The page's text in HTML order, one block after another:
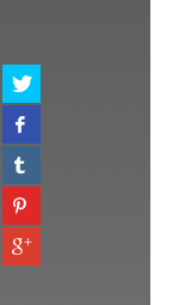
Partager
sur
twitter
(Nouvelle
fenêtre)
Partager
sur
facebook
(Nouvelle
fenêtre)
Partager
sur
tumblr
(Nouvelle
fenêtre)
Partager
sur
pinterest
(Nouvelle
Partager
sur